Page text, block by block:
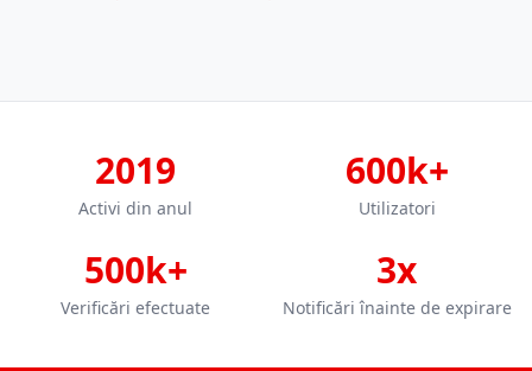
2019
Activi din anul
600k+
Utilizatori
500k+
Verificări efectuate
3x
Notificări înainte de expirare